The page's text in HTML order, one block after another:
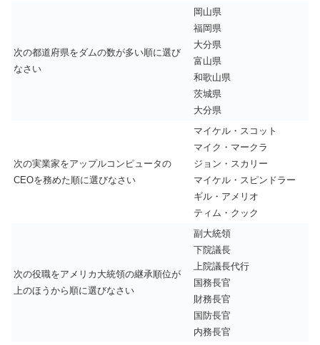
次の都道府県をダムの数が多い順に選び
なさい
岡山県
福岡県
大分県
富山県
和歌山県
茨城県
大分県
次の実業家をアップルコンピュータの
CEOを務めた順に選びなさい
マイケル・スコット
マイク・マークラ
ジョン・スカリー
マイケル・スピンドラー
ギル・アメリオ
ティム・クック
次の役職をアメリカ大統領の継承順位が
上のほうから順に選びなさい
副大統領
下院議長
上院議長代行
国務長官
財務長官
国防長官
内務長官